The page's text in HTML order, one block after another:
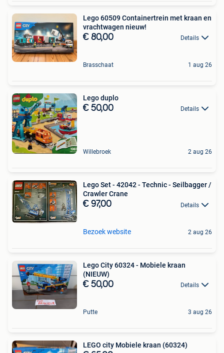
Lego 60509 Containertrein met kraan en
vrachtwagen nieuw!
€ 80,00 Details
Brasschaat 1 aug 26
Lego duplo
€ 50,00 Details
Willebroek 2 aug 26
Lego Set - 42042 - Technic - Seilbagger /
Crawler Crane
€ 97,00 Details
Bezoek website 2 aug 26
Lego City 60324 - Mobiele kraan
(NIEUW)
€ 50,00 Details
Putte 3 aug 26
LEGO city Mobiele kraan (60324)